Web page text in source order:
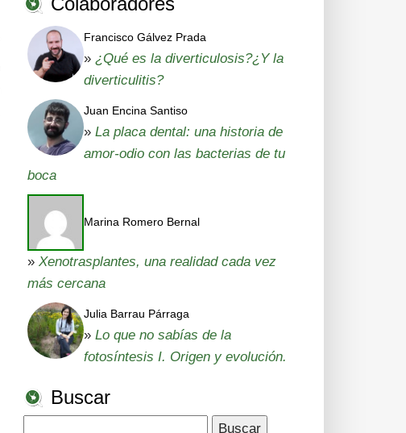
Francisco Gálvez Prada
» ¿Qué es la diverticulosis?¿Y la
diverticulitis?
Juan Encina Santiso
» La placa dental: una historia de
amor-odio con las bacterias de tu
boca
Marina Romero Bernal
» Xenotrasplantes, una realidad cada vez
más cercana
Julia Barrau Párraga
» Lo que no sabías de la
fotosíntesis I. Origen y evolución.
Buscar